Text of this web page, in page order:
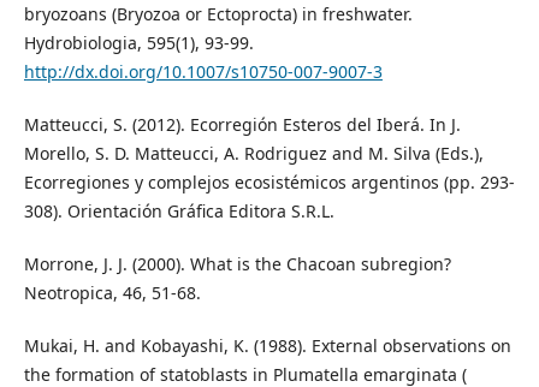
bryozoans (Bryozoa or Ectoprocta) in freshwater.
Hydrobiologia, 595(1), 93-99.
http://dx.doi.org/10.1007/s10750-007-9007-3
Matteucci, S. (2012). Ecorregión Esteros del Iberá. In J.
Morello, S. D. Matteucci, A. Rodriguez and M. Silva (Eds.),
Ecorregiones y complejos ecosistémicos argentinos (pp. 293-
308). Orientación Gráfica Editora S.R.L.
Morrone, J. J. (2000). What is the Chacoan subregion?
Neotropica, 46, 51-68.
Mukai, H. and Kobayashi, K. (1988). External observations on
the formation of statoblasts in Plumatella emarginata (